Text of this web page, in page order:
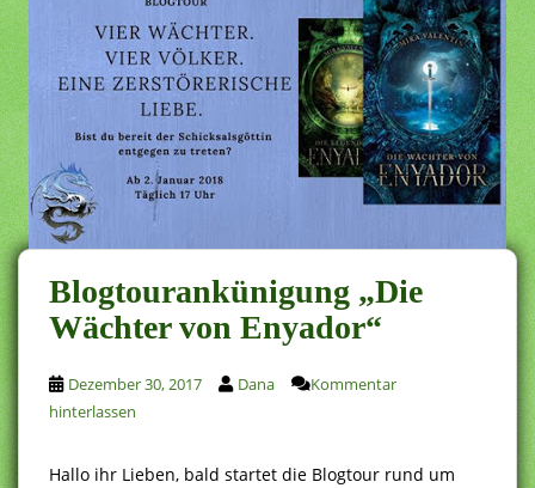
Blogtourankünigung „Die
Wächter von Enyador“
Dezember 30, 2017 Dana
Kommentar
hinterlassen
Hallo ihr Lieben, bald startet die Blogtour rund um